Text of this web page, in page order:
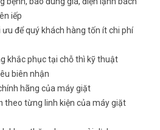
iếp
để quý khách hàng tốn ít chi phí
khắc phục tại chỗ thì kỹ thuật
biên nhận
hãng của máy giặt
theo từng linh kiện của máy giặt